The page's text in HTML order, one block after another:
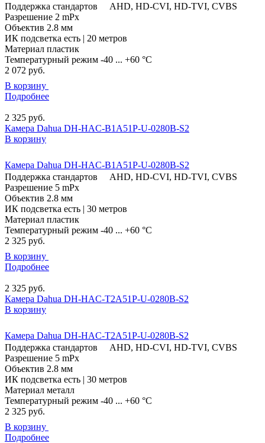
Поддержка стандартов
AHD, HD-CVI, HD-TVI, CVBS
Разрешение 2 mPx
Объектив 2.8 мм
ИК подсветка есть | 20 метров
Материал пластик
Температурный режим -40 ... +60 °C
2 072 руб.
В корзину
Подробнее
2 325 руб.
Камера Dahua DH-HAC-B1A51P-U-0280B-S2
В корзину
Камера Dahua DH-HAC-B1A51P-U-0280B-S2
Поддержка стандартов
AHD, HD-CVI, HD-TVI, CVBS
Разрешение 5 mPx
Объектив 2.8 мм
ИК подсветка есть | 30 метров
Материал пластик
Температурный режим -40 ... +60 °C
2 325 руб.
В корзину
Подробнее
2 325 руб.
Камера Dahua DH-HAC-T2A51P-U-0280B-S2
В корзину
Камера Dahua DH-HAC-T2A51P-U-0280B-S2
Поддержка стандартов
AHD, HD-CVI, HD-TVI, CVBS
Разрешение 5 mPx
Объектив 2.8 мм
ИК подсветка есть | 30 метров
Материал металл
Температурный режим -40 ... +60 °C
2 325 руб.
В корзину
Подробнее